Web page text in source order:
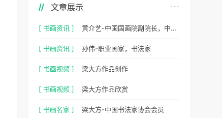
文章展示
[ 书画资讯 ] 黄介艺-中国国画院副院长，中国民间书画家协会副主席
[ 书画资讯 ] 孙伟-职业画家，书法家
[ 书画视频 ] 梁大方作品创作
[ 书画视频 ] 梁大方作品欣赏
[ 书画名家 ] 梁大方-中国书法家协会会员